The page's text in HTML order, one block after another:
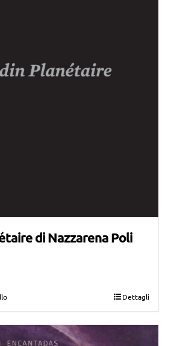
di Nazzarena Poli
Dettagli